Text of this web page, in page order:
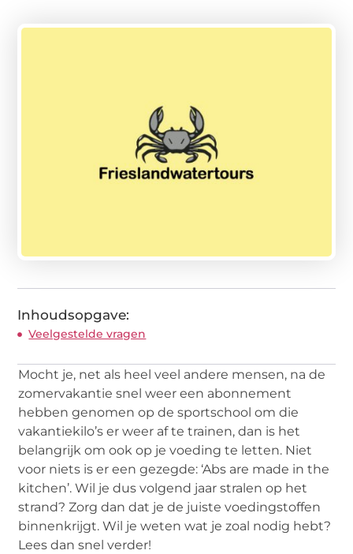
Inhoudsopgave:
Veelgestelde vragen
Mocht je, net als heel veel andere mensen, na de
zomervakantie snel weer een abonnement
hebben genomen op de sportschool om die
vakantiekilo’s er weer af te trainen, dan is het
belangrijk om ook op je voeding te letten. Niet
voor niets is er een gezegde: ‘Abs are made in the
kitchen’. Wil je dus volgend jaar stralen op het
strand? Zorg dan dat je de juiste voedingstoffen
binnenkrijgt. Wil je weten wat je zoal nodig hebt?
Lees dan snel verder!